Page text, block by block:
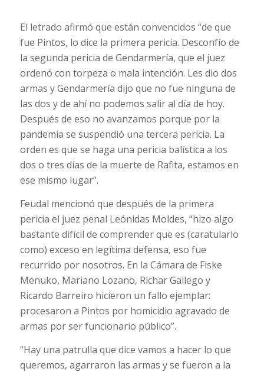
El letrado afirmó que están convencidos “de que
fue Pintos, lo dice la primera pericia. Desconfío de
la segunda pericia de Gendarmería, que el juez
ordenó con torpeza o mala intención. Les dio dos
armas y Gendarmería dijo que no fue ninguna de
las dos y de ahí no podemos salir al día de hoy.
Después de eso no avanzamos porque por la
pandemia se suspendió una tercera pericia. La
orden es que se haga una pericia balística a los
dos o tres días de la muerte de Rafita, estamos en
ese mismo lugar”.
Feudal mencionó que después de la primera
pericia el juez penal Leónidas Moldes, “hizo algo
bastante difícil de comprender que es (caratularlo
como) exceso en legítima defensa, eso fue
recurrido por nosotros. En la Cámara de Fiske
Menuko, Mariano Lozano, Richar Gallego y
Ricardo Barreiro hicieron un fallo ejemplar:
procesaron a Pintos por homicidio agravado de
armas por ser funcionario público”.
“Hay una patrulla que dice vamos a hacer lo que
queremos, agarraron las armas y se fueron a la